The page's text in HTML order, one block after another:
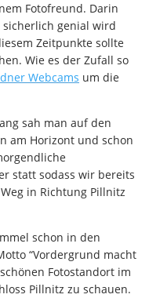
Fotofreund. Darin
sicherlich genial wird
Zeitpunkte sollte
Wie es der Zufall so
Webcams um die
sah man auf den
am Horizont und schon
statt sodass wir bereits
in Richtung Pillnitz
schon in den
“Vordergrund macht
Fotostandort im
Pillnitz zu schauen.